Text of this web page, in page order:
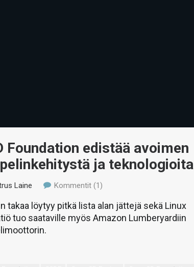
Foundation edistää avoimen
ja teknologioita
Laine Kommentit (1)
takaa löytyy pitkä lista alan jättejä sekä Linux
tuo saataville myös Amazon Lumberyardiin